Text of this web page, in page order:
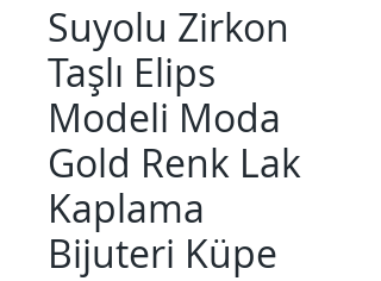
Suyolu Zirkon
Taşlı Elips
Modeli Moda
Gold Renk Lak
Kaplama
Bijuteri Küpe